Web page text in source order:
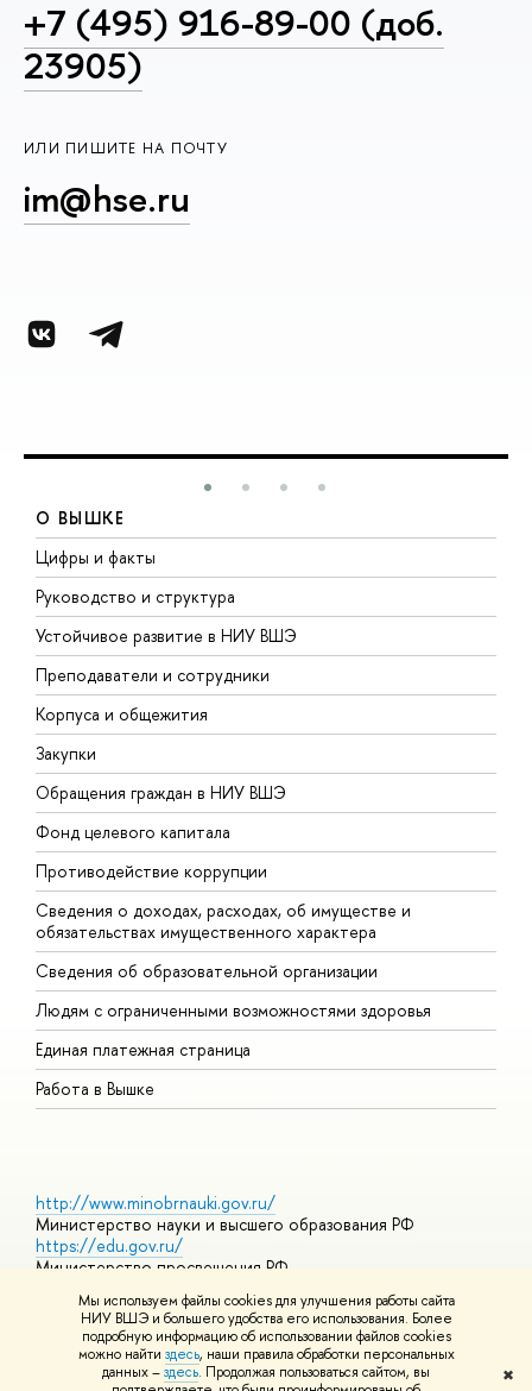
Мы используем файлы cookies для улучшения работы сайта
НИУ ВШЭ и большего удобства его использования. Более
подробную информацию об использовании файлов cookies
можно найти здесь, наши правила обработки персональных
данных –здесь. Продолжая пользоваться сайтом, вы
✖
+7 (495) 916-89-00 (доб.
23905)
ИЛИ ПИШИТЕ НА ПОЧТУ
im@hse.ru
О ВЫШКЕ
Цифры и факты
Руководство и структура
Устойчивое развитие в НИУ ВШЭ
Преподаватели и сотрудники
Корпуса и общежития
Закупки
Обращения граждан в НИУ ВШЭ
Фонд целевого капитала
Противодействие коррупции
Сведения о доходах, расходах, об имуществе и
обязательствах имущественного характера
Сведения об образовательной организации
Людям с ограниченными возможностями здоровья
Единая платежная страница
Работа в Вышке
http://www.minobrnauki.gov.ru/
Министерство науки и высшего образования РФ
https://edu.gov.ru/
Министерство просвещения РФ
Массовые открытые онлайн-курсы
© НИУ ВШЭ 1993–2026 Адреса и контактыУсловия